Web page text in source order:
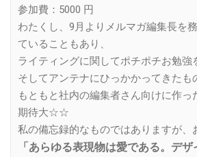
参加費：5000 円
わたくし、9月よりメルマガ編集長を
ていることもあり、
ライティングに関してポチポチお勉強
そしてアンテナにひっかかってきたも
もともと社内の編集者さん向けに作っ
期待大☆☆
私の備忘録的なものではありますが、
「あらゆる表現物は愛である。デ